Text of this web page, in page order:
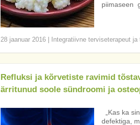
piimaseen
28 jaanuar 2016| Integratiivne terviseterapeut
Refluksi ja kõrvetiste ravimid
ärritunud soole sündroomi ja
„Kas ka
defektiga,